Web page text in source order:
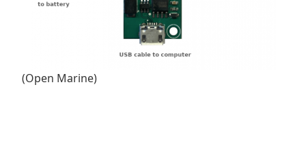
(Open Marine)